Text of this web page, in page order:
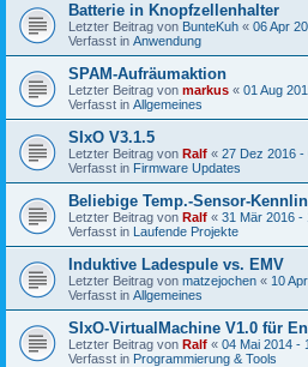
Batterie in Knopfzellenhalter
Letzter Beitrag von BunteKuh « 06 Apr
Verfasst in Anwendung
SPAM-Aufräumaktion
Letzter Beitrag von markus « 01 Aug
Verfasst in Allgemeines
SIxO V3.1.5
Letzter Beitrag von Ralf « 27 Dez 2016 -
Verfasst in Firmware Updates
Beliebige Temp.-Sensor-
Letzter Beitrag von Ralf « 31 Mär 2016 -
Verfasst in Laufende Projekte
Induktive Ladespule vs. EMV
Letzter Beitrag von matzejochen « 10
Verfasst in Allgemeines
SIxO-VirtualMachine V1.0 für
Letzter Beitrag von Ralf « 04 Mai 2014 -
Verfasst in Programmierung & Tools